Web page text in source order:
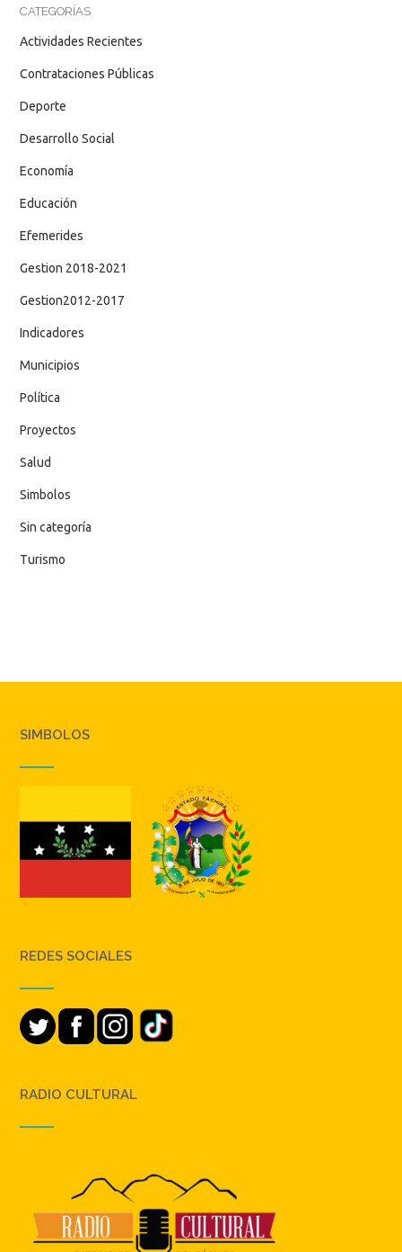
CATEGORÍAS
Actividades Recientes
Contrataciones Públicas
Deporte
Desarrollo Social
Economía
Educación
Efemerides
Gestion 2018-2021
Gestion2012-2017
Indicadores
Municipios
Política
Proyectos
Salud
Simbolos
Sin categoría
Turismo
SIMBOLOS
REDES SOCIALES
RADIO CULTURAL